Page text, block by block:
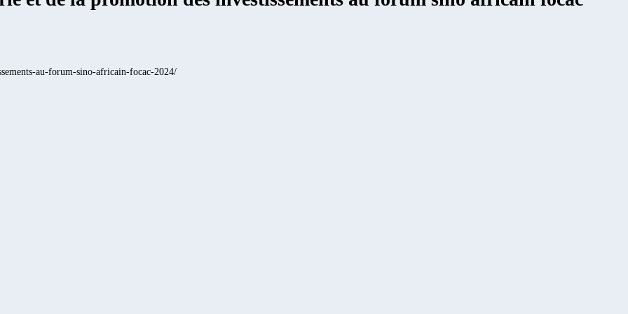
au-forum-sino-africain-focac-2024/